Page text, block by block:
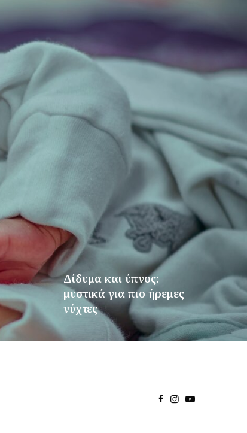
Δίδυμα και ύπνος:
μυστικά για πιο ήρεμες
νύχτες
ΠΕΡΙΣΣΌΤΕΡΑ